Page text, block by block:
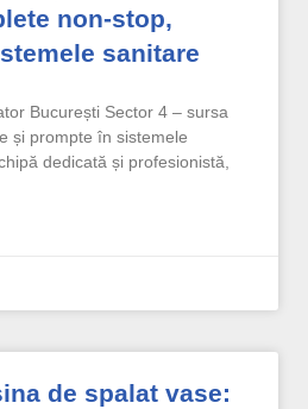
non-stop,
sanitare
București Sector 4 – sursa
și prompte în sistemele
dedicată și profesionistă,
de spalat vase: